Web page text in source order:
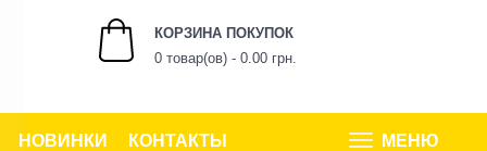
КОРЗИНА ПОКУПОК
0 товар(ов) - 0.00 грн.
НОВИНКИ КОНТАКТЫ МЕНЮ